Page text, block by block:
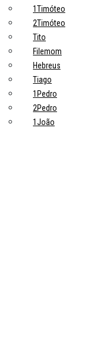
1Timóteo
2Timóteo
Tito
Filemom
Hebreus
Tiago
1Pedro
2Pedro
1João